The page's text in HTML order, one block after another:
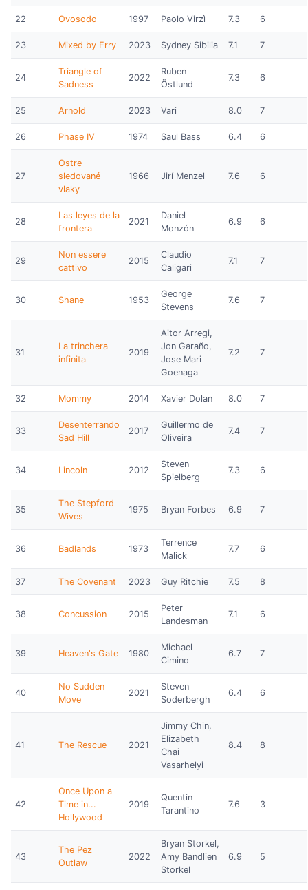
22 Ovosodo 1997 Paolo Virzì 7.3 6
23 Mixed by Erry 2023 Sydney Sibilia 7.1 7
24
Triangle of
Sadness
2022
Ruben
Östlund
7.3 6
25 Arnold 2023 Vari 8.0 7
26 Phase IV 1974 Saul Bass 6.4 6
27
Ostre
sledované
vlaky
1966 Jirí Menzel 7.6 6
28
Las leyes de la
frontera
2021
Daniel
Monzón
6.9 6
29
Non essere
cattivo
2015
Claudio
Caligari
7.1 7
30 Shane 1953
George
Stevens
7.6 7
31
La trinchera
infinita
2019
Aitor Arregi,
Jon Garaño,
Jose Mari
Goenaga
7.2 7
32 Mommy 2014 Xavier Dolan 8.0 7
33
Desenterrando
Sad Hill
2017
Guillermo de
Oliveira
7.4 7
34 Lincoln 2012
Steven
Spielberg
7.3 6
35
The Stepford
Wives
1975 Bryan Forbes 6.9 7
36 Badlands 1973
Terrence
Malick
7.7 6
37 The Covenant 2023 Guy Ritchie 7.5 8
38 Concussion 2015
Peter
Landesman
7.1 6
39 Heaven's Gate 1980
Michael
Cimino
6.7 7
40
No Sudden
Move
2021
Steven
Soderbergh
6.4 6
41 The Rescue 2021
Jimmy Chin,
Elizabeth
Chai
Vasarhelyi
8.4 8
42
Once Upon a
Time in...
Hollywood
2019
Quentin
Tarantino
7.6 3
43
The Pez
Outlaw
2022
Bryan Storkel,
Amy Bandlien
Storkel
6.9 5